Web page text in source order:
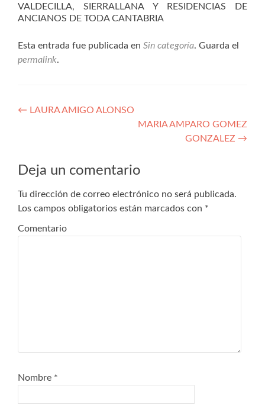
VALDECILLA, SIERRALLANA Y RESIDENCIAS DE
ANCIANOS DE TODA CANTABRIA
Esta entrada fue publicada en Sin categoría. Guarda el
permalink.
Navegación
← LAURA AMIGO ALONSO
MARIA AMPARO GOMEZ
GONZALEZ →
Deja un comentario
Tu dirección de correo electrónico no será publicada.
Los campos obligatorios están marcados con *
Comentario
Nombre *